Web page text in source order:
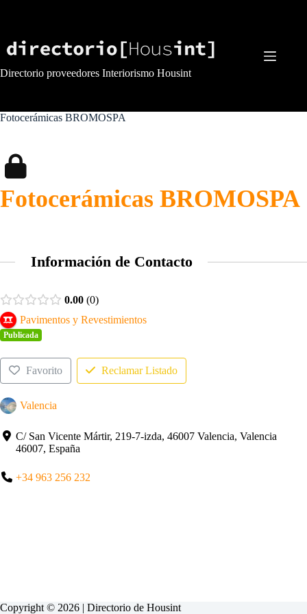
Directorio proveedores Interiorismo Housint
Fotocerámicas BROMOSPA
Fotocerámicas BROMOSPA
Información de Contacto
0.00 0
Pavimentos y Revestimientos
Publicada
Favorito Reclamar Listado
Valencia
C/ San Vicente Mártir, 219-7-izda, 46007 Valencia, Valencia
46007, España
+34 963 256 232
Copyright © 2026 | Directorio de Housint